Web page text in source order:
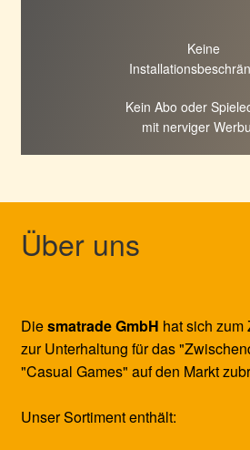
Keine
Kein Abo oder
mit nerviger
Über uns
Diesmatrade GmbH hat sich zum
zur Unterhaltung für das
"Casual Games" auf den Markt
Unser Sortiment enthält: